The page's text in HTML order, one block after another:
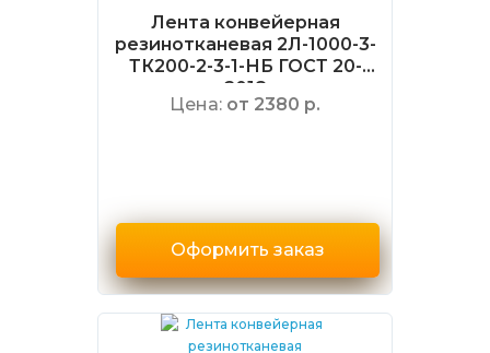
Лента конвейерная
резинотканевая 2Л-1000-3-
ТК200-2-3-1-НБ ГОСТ 20-
2018
Цена: от 2380 р.
Оформить заказ